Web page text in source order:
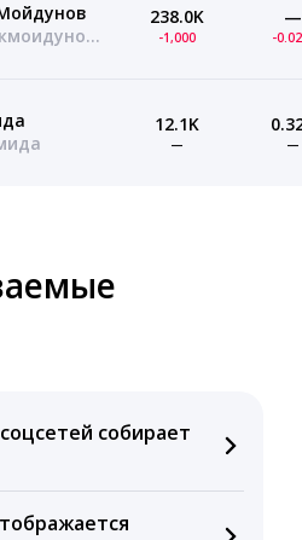
@бакытбекмоидунов-ч9р
238.0K
-1,000
—
-
12.1K
— —
собирает
репостов, охватов и